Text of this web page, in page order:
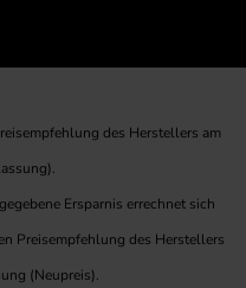
des Herstellers am
Ersparnis errechnet sich
Preisempfehlung des Herstellers
(Neupreis).